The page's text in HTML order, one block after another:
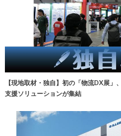
【現地取材・独自】初の「物流DX展
支援ソリューションが集結